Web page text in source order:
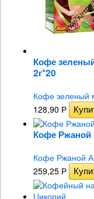
Кофе
2г*20
Кофе зеленый
128,90 Р
Кофе Ржаной
Кофе Ржаной
259,25 Р